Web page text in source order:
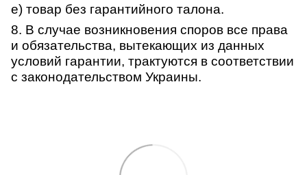
е) товар без гарантийного талона.
8. В случае возникновения споров все права
и обязательства, вытекающих из данных
условий гарантии, трактуются в соответствии
с законодательством Украины.